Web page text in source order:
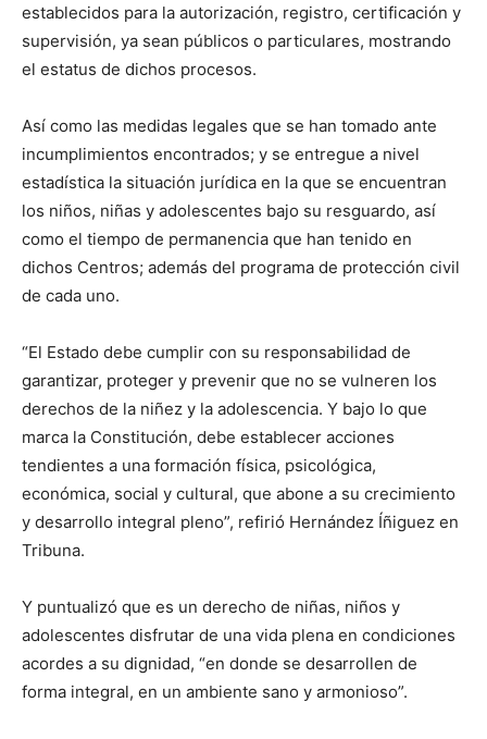
establecidos para la autorización, registro, certificación y
supervisión, ya sean públicos o particulares, mostrando
el estatus de dichos procesos.
Así como las medidas legales que se han tomado ante
incumplimientos encontrados; y se entregue a nivel
estadística la situación jurídica en la que se encuentran
los niños, niñas y adolescentes bajo su resguardo, así
como el tiempo de permanencia que han tenido en
dichos Centros; además del programa de protección civil
de cada uno.
“El Estado debe cumplir con su responsabilidad de
garantizar, proteger y prevenir que no se vulneren los
derechos de la niñez y la adolescencia. Y bajo lo que
marca la Constitución, debe establecer acciones
tendientes a una formación física, psicológica,
económica, social y cultural, que abone a su crecimiento
y desarrollo integral pleno”, refirió Hernández Íñiguez en
Tribuna.
Y puntualizó que es un derecho de niñas, niños y
adolescentes disfrutar de una vida plena en condiciones
acordes a su dignidad, “en donde se desarrollen de
forma integral, en un ambiente sano y armonioso”.